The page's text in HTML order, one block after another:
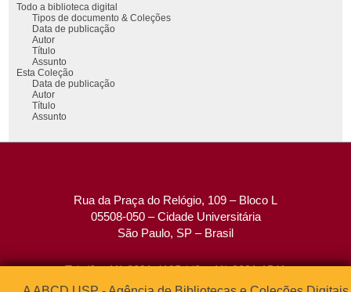
Todo a biblioteca digital
Tipos de documento & Coleções
Data de publicação
Autor
Título
Assunto
Esta Coleção
Data de publicação
Autor
Título
Assunto
Rua da Praça do Relógio, 109 – Bloco L
05508-050 – Cidade Universitária
São Paulo, SP – Brasil
Tel: (0xx11) 3091-4195 / (0xx11) 3091-1541
Fax: (0xx11) 3091-1567